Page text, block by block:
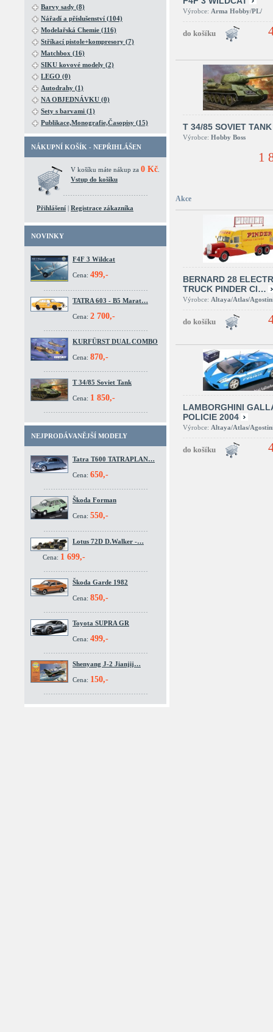
Barvy sady (8)
Nářadí a příslušenství (104)
Modelařská Chemie (116)
Stříkací pistole+kompresory (7)
Matchbox (16)
SIKU kovové modely (2)
LEGO (0)
Autodrahy (1)
NA OBJEDNÁVKU (0)
Sety s barvami (1)
Publikace,Monografie,Časopisy (15)
NÁKUPNÍ KOŠÍK - NEPŘIHLÁŠEN
V košíku máte nákup za 0 Kč
Vstup do košíku
Přihlášení | Registrace zákazníka
NOVINKY
F4F 3 Wildcat
Cena: 499,-
TATRA 603 - B5 Marat…
Cena: 2 700,-
KURFÜRST DUAL COMBO
Cena: 870,-
T 34/85 Soviet Tank
Cena: 1 850,-
NEJPRODÁVANĚJŠÍ MODELY
Tatra T600 TATRAPLAN…
Cena: 650,-
Škoda Forman
Cena: 550,-
Lotus 72D D.Walker -…
Cena: 1 699,-
Škoda Garde 1982
Cena: 850,-
Toyota SUPRA GR
Cena: 499,-
Shenyang J-2 Jianjij…
Cena: 150,-
Výrobce: Arma Hobby/PL/
T 34/85 SOVIET TANK
Výrobce: Hobby Boss
1
Akce
BERNARD 28
TRUCK PINDER CI…
Výrobce: Altaya/Atlas/
LAMBORGHINI
POLICIE 2004
Výrobce: Altaya/Atlas/